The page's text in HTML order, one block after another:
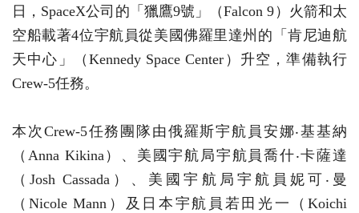
日，SpaceX公司的「獵鷹9號」（Falcon 9）火箭和太
空船載著4位宇航員從美國佛羅里達州的「肯尼迪航
天中心」（Kennedy Space Center）升空，準備執行
Crew-5任務。
本次Crew-5任務團隊由俄羅斯宇航員安娜‧基基納
（Anna Kikina）、美國宇航局宇航員喬什‧卡薩達
（Josh Cassada）、美國宇航局宇航員妮可‧曼
（Nicole Mann）及日本宇航員若田光一（Koichi